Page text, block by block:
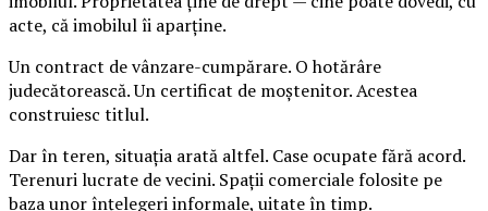
acte, că imobilul îi aparține.
Un contract de vânzare-cumpărare. O hotărâre
judecătorească. Un certificat de moștenitor. Acestea
construiesc titlul.
Dar în teren, situația arată altfel. Case ocupate fără acord.
Terenuri lucrate de vecini. Spații comerciale folosite pe
baza unor înțelegeri informale, uitate în timp.